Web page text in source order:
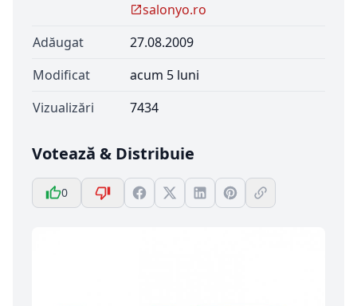
salonyo.ro
Adăugat
27.08.2009
Modificat
acum 5 luni
Vizualizări
7434
Votează & Distribuie
0